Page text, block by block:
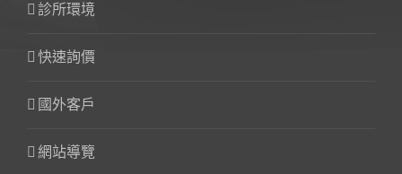
診所環境
快速詢價
國外客戶
網站導覽